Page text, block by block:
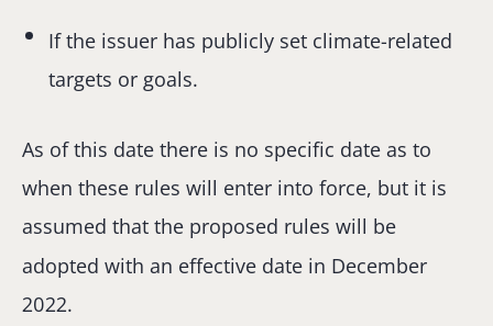
If the issuer has publicly set climate-related
targets or goals.
As of this date there is no specific date as to
when these rules will enter into force, but it is
assumed that the proposed rules will be
adopted with an effective date in December
2022.